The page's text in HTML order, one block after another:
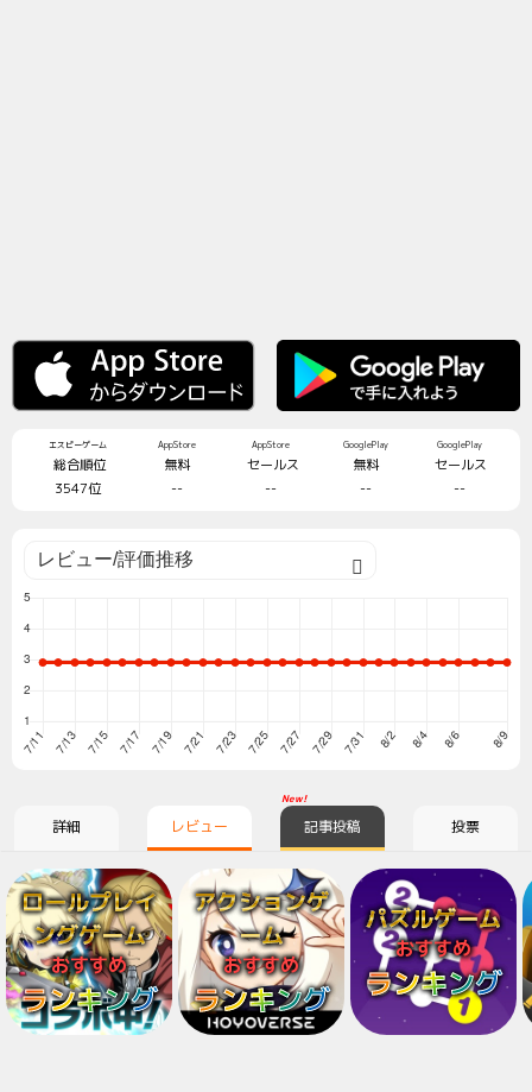
エスピーゲーム
総合順位
3547位
AppStore
無料
--
AppStore
セールス
--
GooglePlay
無料
--
GooglePlay
セールス
--
詳細 レビュー
New!
記事投稿 投票
ロールプレイ
ングゲーム
おすすめ
ランキング
アクションゲ
ーム
おすすめ
ランキング
パズルゲーム
おすすめ
ランキング